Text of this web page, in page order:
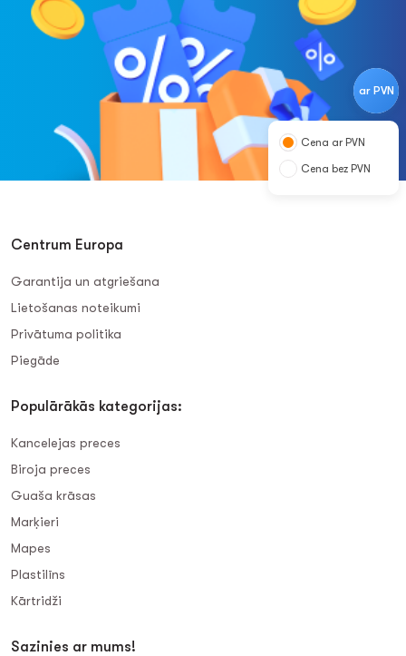
ar PVN
Cena ar PVN
Cena bez PVN
Centrum Europa
Garantija un atgriešana
Lietošanas noteikumi
Privātuma politika
Piegāde
Populārākās kategorijas:
Kancelejas preces
Biroja preces
Guaša krāsas
Marķieri
Mapes
Plastilīns
Kārtridži
Sazinies ar mums!